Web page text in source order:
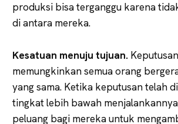
produksi bisa terganggu karena
di antara mereka.
Kesatuan menuju tujuan.
memungkinkan semua orang
yang sama. Ketika keputusan telah
tingkat lebih bawah
peluang bagi mereka untuk